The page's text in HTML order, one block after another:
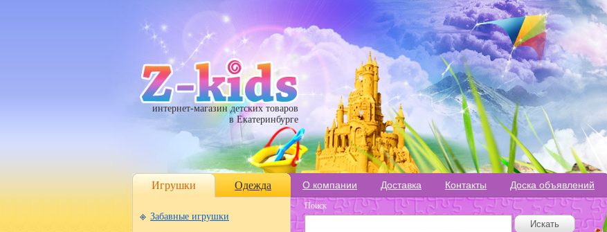
интернет-магазин детских товаров
в Екатеринбурге
Игрушки Одежда О компании Доставка Контакты Доска объявлений
Забавные игрушки
Поиск